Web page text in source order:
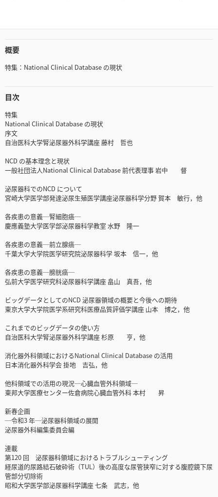
概要
特集：National Clinical Database の現状
目次
特集
National Clinical Database の現状
序文
自治医科大学腎泌尿器外科学講座 藤村 哲也
NCD の基本理念と現状
一般社団法人National Clinical Database 前代表理事 岩中 督
泌尿器科でのNCD について
宮崎大学医学部発達泌尿生殖医学講座泌尿器科学分野 賀本 敏行，他
各疾患の意義─腎細胞癌─
慶應義塾大学医学部泌尿器科学教室 水野 隆一
各疾患の意義─前立腺癌─
千葉大学大学院医学研究院泌尿器科学 坂本 信一，他
各疾患の意義─膀胱癌─
弘前大学医学研究科泌尿器科学講座 畠山 真吾，他
ビッグデータとしてのNCD 泌尿器領域の概要と今後への期待
東京大学大学院医学系研究科医療品質評価学講座 山本 博之，他
これまでのビッグデータの使い方
自治医科大学腎泌尿器外科学講座 杉原 亨，他
消化器外科領域におけるNational Clinical Database の活用
日本消化器外科学会 掛地 吉弘，他
他科領域での活用の現況─心臓血管外科領域─
東邦大学医療センター佐倉病院心臓血管外科 本村 昇
新春企画
─令和3 年─泌尿器科領域の展開
泌尿器外科編集委員会編
連載
第120 回 泌尿器科領域におけるトラブルシューティング
経尿道的尿路結石破砕術（TUL）後の高度な尿管狭窄に対する腹腔鏡下尿
管部分切除術
昭和大学医学部泌尿器科学講座 七条 武志，他